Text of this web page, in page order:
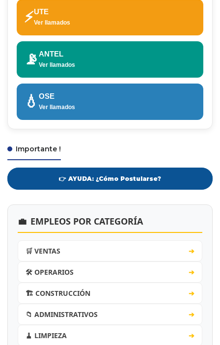
⚡UTE
Ver llamados
📡 ANTEL
Ver llamados
💧 OSE
Ver llamados
Importante !
👉 AYUDA: ¿Cómo Postularse?
💼 EMPLEOS POR CATEGORÍA
🛒 VENTAS ➔
🛠️ OPERARIOS ➔
🏗️ CONSTRUCCIÓN ➔
📁 ADMINISTRATIVOS ➔
🧹 LIMPIEZA ➔